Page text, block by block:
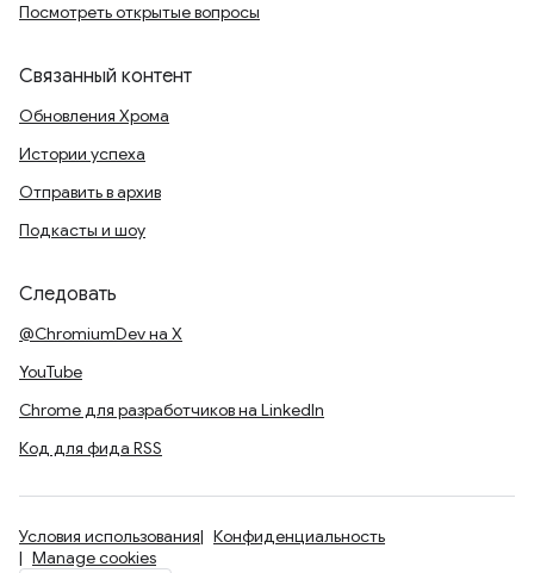
Посмотреть открытые вопросы
Связанный контент
Обновления Хрома
Истории успеха
Отправить в архив
Подкасты и шоу
Следовать
@ChromiumDev на X
YouTube
Chrome для разработчиков на LinkedIn
Код для фида RSS
Условия использования
Конфиденциальность
Manage cookies